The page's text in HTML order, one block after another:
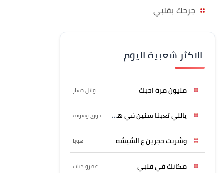
جرحك بقلبي
الاكثر شعبية اليوم
مليون مرة احبك وائل جسار
ياللي تعبنا سنين في هواه جورج وسوف
وشربت حجرين ع الشيشه هوبا
مكانك في قلبي عمرو دياب